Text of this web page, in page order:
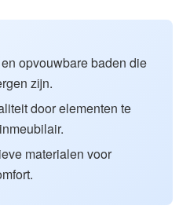
opvouwbare baden die
zijn.
door elementen te
materialen voor